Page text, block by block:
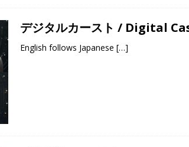
デジタルカースト / Digital
English follows Japanese […]